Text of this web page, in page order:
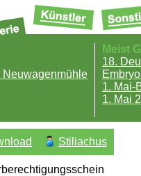
Meist
18.
1. Mai-
1. Mai
Stiliachus